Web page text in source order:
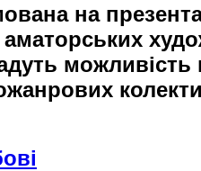
на
можливість